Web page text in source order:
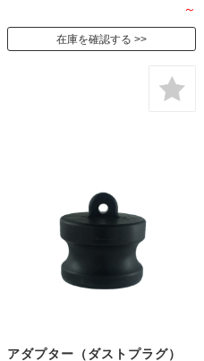
～
在庫を確認する
アダプター（ダストプラグ）